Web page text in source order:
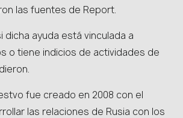
las fuentes de Report.
dicha ayuda está vinculada a
o tiene indicios de actividades de
fue creado en 2008 con el
las relaciones de Rusia con los